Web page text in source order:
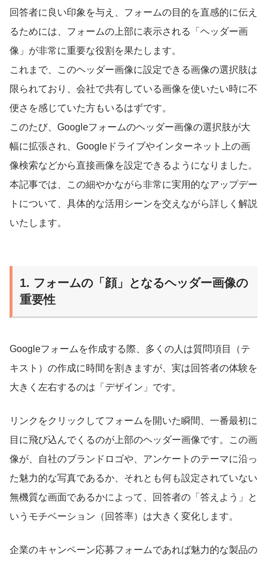
回答者に良い印象を与え、フォームの目的を直感的に伝え
るためには、フォームの上部に表示される「ヘッダー画
像」が非常に重要な役割を果たします。
これまで、このヘッダー画像に設定できる画像の選択肢は
限られており、会社で共有している画像を使いたい時に不
便さを感じていた方もいるはずです。
このたび、Googleフォームのヘッダー画像の選択肢が大
幅に拡張され、Googleドライブやインターネット上の画
像検索などから直接画像を設定できるようになりました。
本記事では、この細やかながら非常に実用的なアップデー
トについて、具体的な活用シーンを交えながら詳しく解説
いたします。
1. フォームの「顔」となるヘッダー画像の
重要性
Googleフォームを作成する際、多くの人は質問項目（テ
キスト）の作成に時間を割きますが、実は回答者の体験を
大きく左右するのは「デザイン」です。
リンクをクリックしてフォームを開いた瞬間、一番最初に
目に飛び込んでくるのが上部のヘッダー画像です。この画
像が、自社のブランドロゴや、アンケートのテーマに沿っ
た魅力的な写真であるか、それとも何も設定されていない
無機質な画面であるかによって、回答者の「答えよう」と
いうモチベーション（回答率）は大きく変化します。
企業のキャンペーン応募フォームであれば魅力的な製品の